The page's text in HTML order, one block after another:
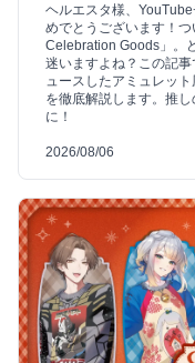
ヘルエスタ様、
めでとうございます！
Celebration Goods」。
迷いますよね？この記
ュースしたアミュレッ
を徹底解説します。推
に！
2026/08/06